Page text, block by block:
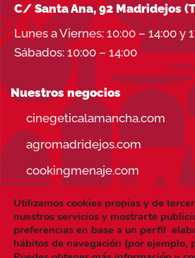
C/ Santa Ana, 92 Madridejos
Lunes a Viernes: 10:00 – 14:00 y
Sábados: 10:00 – 14:00
Nuestros negocios
cinegeticalamancha.com
agromadridejos.com
cookingmenaje.com
Visa PayPal
Utilizamos cookies propias y de
nuestros servicios y mostrarte
preferencias en base a un perfil
hábitos de navegación (por ejemplo,